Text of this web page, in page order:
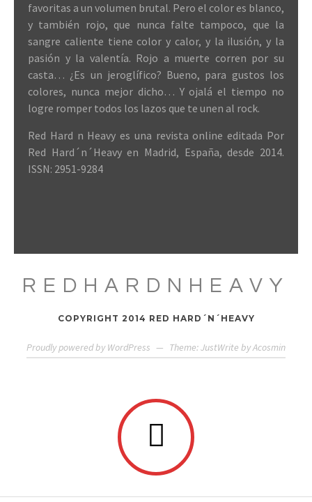
favoritas a un volumen brutal. Pero el color es blanco,
y también rojo, que nunca falte tampoco, que la
sangre caliente tiene color y calor, y la ilusión, y la
pasión y la valentía. Rojo a muerte corren por su
casta… ¿Es un jeroglífico? Bueno, para gustos los
colores, nunca mejor dicho… Y ojalá el tiempo no
logre romper todos los lazos que te unen al rock.
Red Hard n Heavy es una revista online editada Por
Red Hard´n´Heavy en Madrid, España, desde 2014.
ISSN: 2951-9284
REDHARDNHEAVY
COPYRIGHT 2014 RED HARD´N´HEAVY
Proudly powered by WordPress — Theme: JustWrite byAcosmin